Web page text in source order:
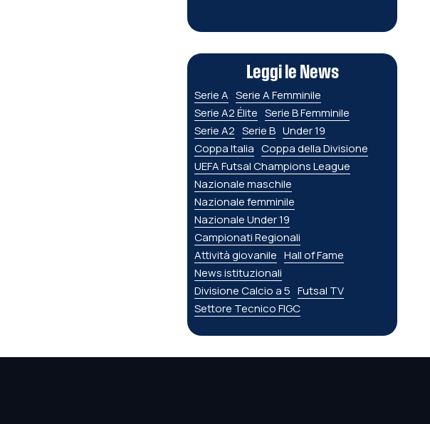
Leggi le News
Serie A Serie A Femminile
Serie A2 Élite Serie B Femminile
Serie A2 Serie B Under 19
Coppa Italia Coppa della Divisione
UEFA Futsal Champions League
Nazionale maschile
Nazionale femminile
Nazionale Under 19
Campionati Regionali
Attività giovanile Hall of Fame
News istituzionali
Divisione Calcio a 5 Futsal TV
Settore Tecnico FIGC